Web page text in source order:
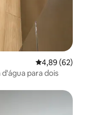
4,89 de uma
4,89 (62)
para dois